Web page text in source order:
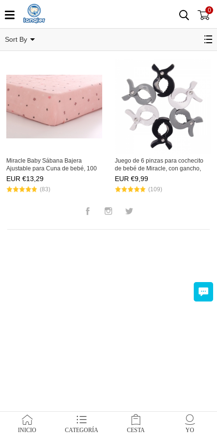
0
Sort By
Miracle Baby Sábana Bajera
Ajustable para Cuna de bebé, 100
% Muselina de algodón extrasuave
de 71 x 132 cm para Cuna estándar
y colchones para niños
EUR €13,29
(83)
Juego de 6 pinzas para cochecito
de bebé de Miracle, con gancho,
para sujetar mantas, juguetes,
bolsas de pañales, mochilas para el
asiento del coche,
EUR €9,99
(109)
INICIO CATEGORÍA CESTA YO